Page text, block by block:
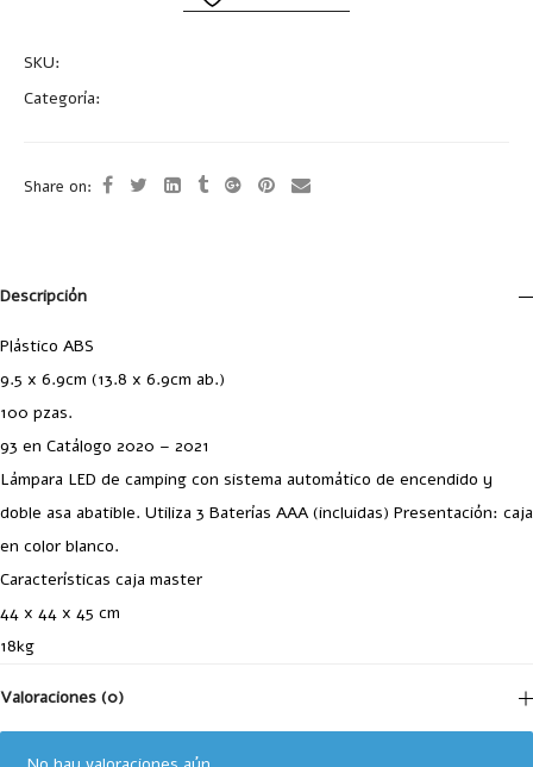
SKU:
Categoría:
Share on:
Descripción
Plástico ABS
9.5 x 6.9cm (13.8 x 6.9cm ab.)
100 pzas.
93 en Catálogo 2020 – 2021
Lámpara LED de camping con sistema automático de encendido y
doble asa abatible. Utiliza 3 Baterías AAA (incluidas) Presentación: caja
en color blanco.
Características caja master
44 x 44 x 45 cm
18kg
Valoraciones (0)